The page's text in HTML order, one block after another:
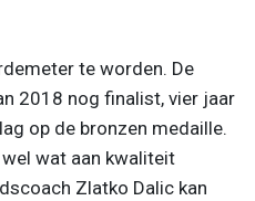
te worden. De
2018 nog finalist, vier jaar
op de bronzen medaille.
wat aan kwaliteit
Zlatko Dalic kan